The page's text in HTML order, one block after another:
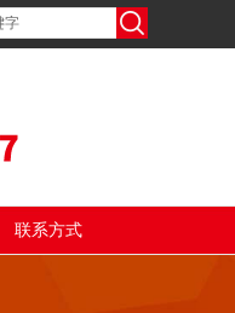
联系方式